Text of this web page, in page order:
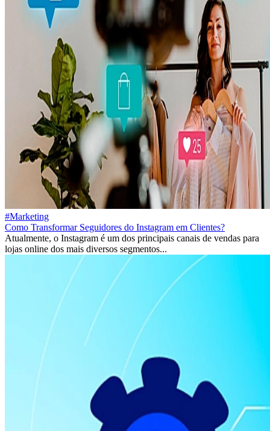
#Marketing
Como Transformar Seguidores do Instagram em Clientes?
Atualmente, o Instagram é um dos principais canais de vendas para
lojas online dos mais diversos segmentos...